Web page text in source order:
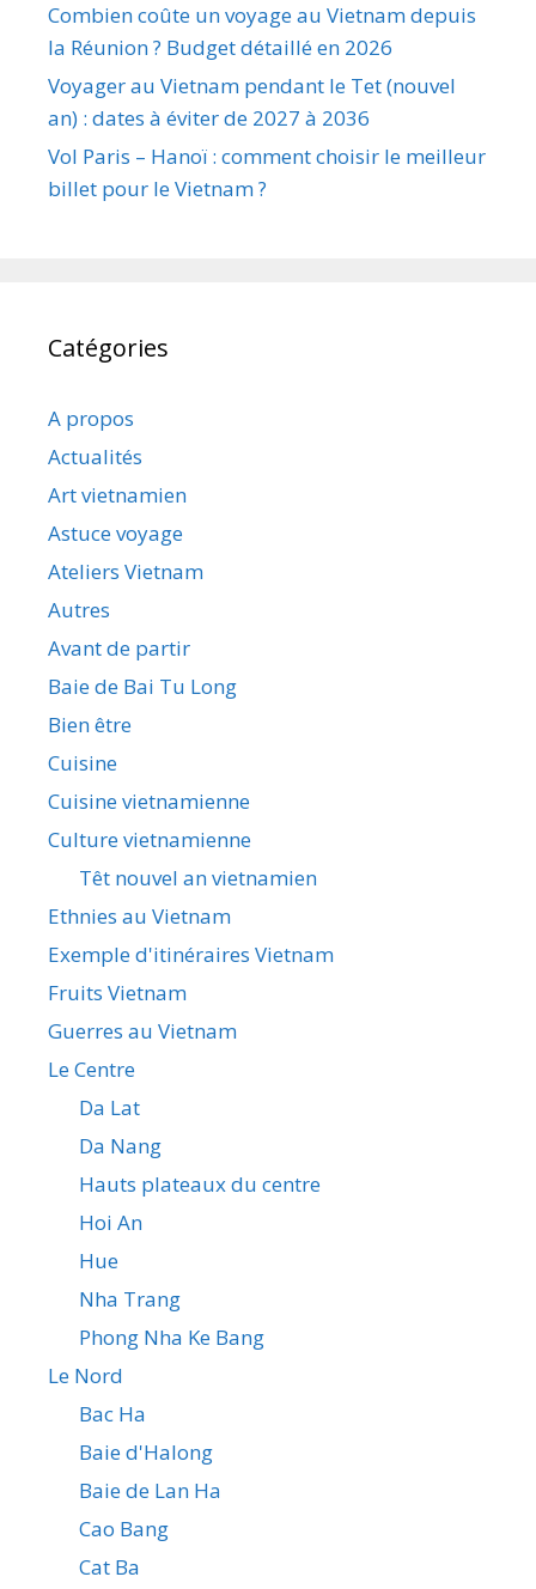
Combien coûte un voyage au Vietnam depuis
la Réunion ? Budget détaillé en 2026
Voyager au Vietnam pendant le Tet (nouvel
an) : dates à éviter de 2027 à 2036
Vol Paris – Hanoï : comment choisir le meilleur
billet pour le Vietnam ?
Catégories
A propos
Actualités
Art vietnamien
Astuce voyage
Ateliers Vietnam
Autres
Avant de partir
Baie de Bai Tu Long
Bien être
Cuisine
Cuisine vietnamienne
Culture vietnamienne
Têt nouvel an vietnamien
Ethnies au Vietnam
Exemple d'itinéraires Vietnam
Fruits Vietnam
Guerres au Vietnam
Le Centre
Da Lat
Da Nang
Hauts plateaux du centre
Hoi An
Hue
Nha Trang
Phong Nha Ke Bang
Le Nord
Bac Ha
Baie d'Halong
Baie de Lan Ha
Cao Bang
Cat Ba